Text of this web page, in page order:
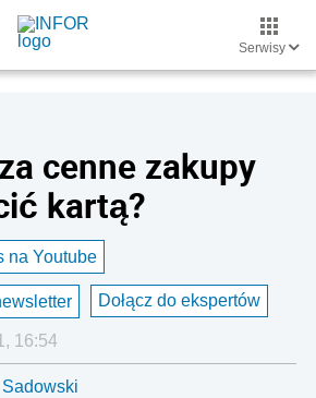
Serwisy
cenne zakupy
kartą?
na Youtube
Dołącz do ekspertów
16:54
Sadowski